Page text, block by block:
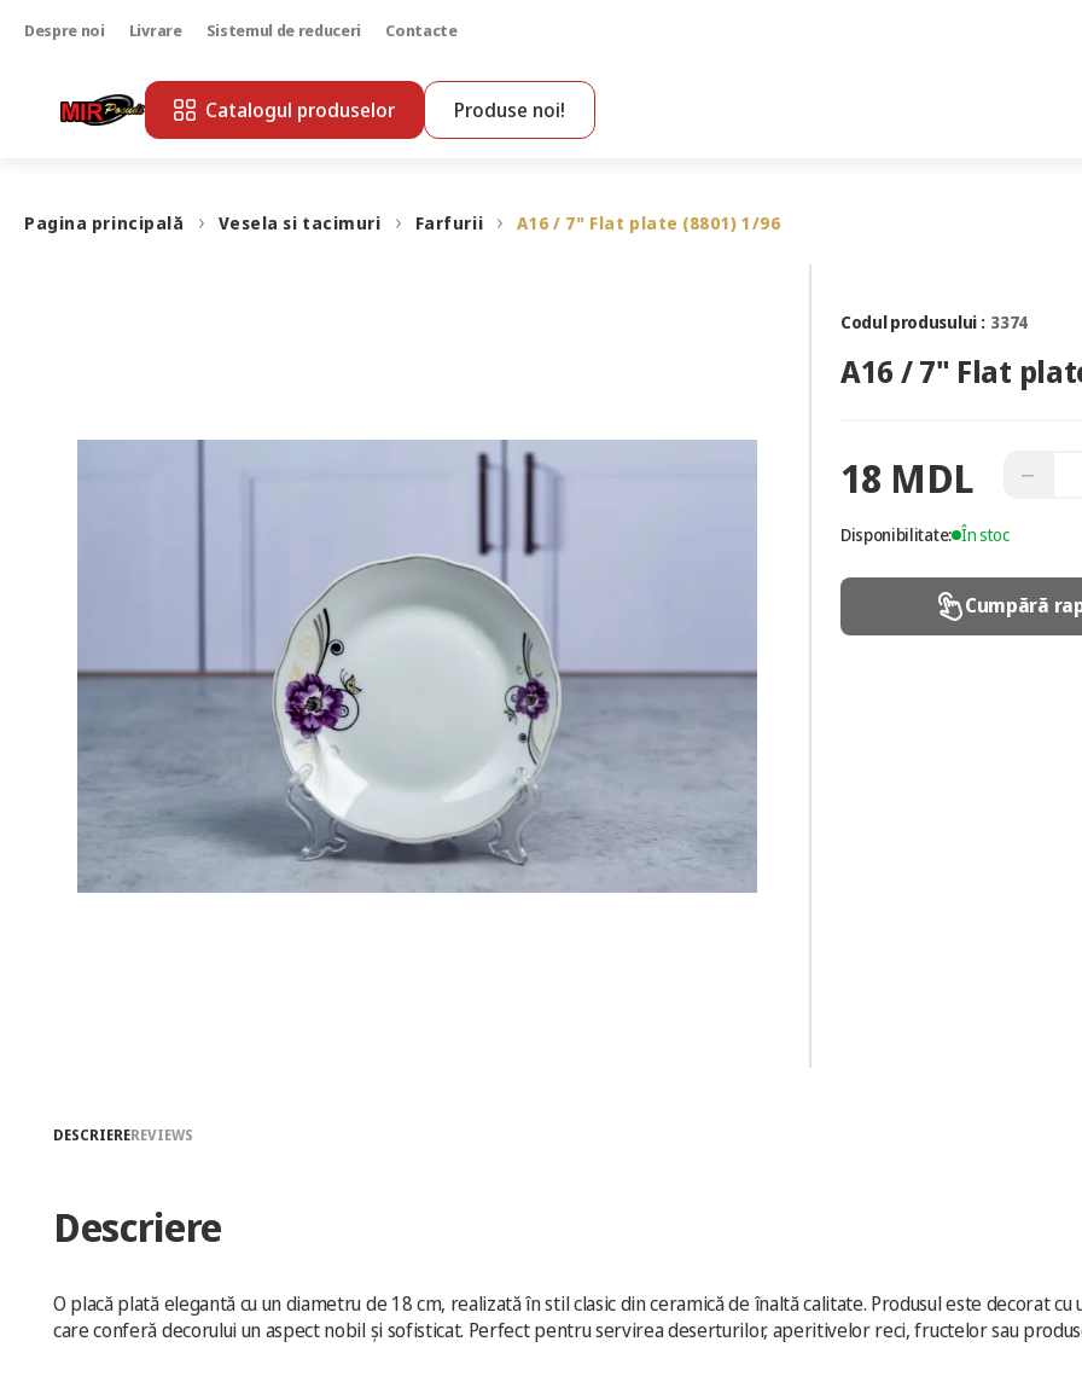
Despre noi Livrare Sistemul de reduceri Contacte
Catalogul produselor Produse noi!
Pagina principală Vesela si tacimuri Farfurii A16 / 7" Flat plate (8801) 1/96
Codul produsului : 3374
A16 / 7" Flat
18 MDL −
Disponibilitate: În stoc
Cumpără
DESCRIEREREVIEWS
Descriere
O placă plată elegantă cu un diametru de 18 cm, realizată în stil clasic din ceramică de înaltă calitate. Produsul este decorat
care conferă decorului un aspect nobil și sofisticat. Perfect pentru servirea deserturilor, aperitivelor reci, fructelor sau